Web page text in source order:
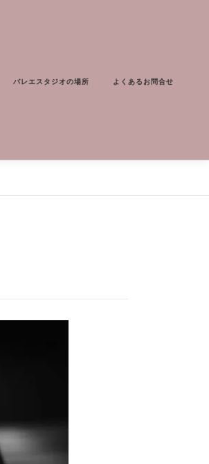
バレエスタジオの場所 よくあるお問合せ